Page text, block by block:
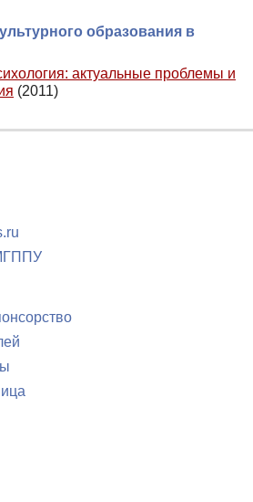
образования в
актуальные проблемы и
(2011)